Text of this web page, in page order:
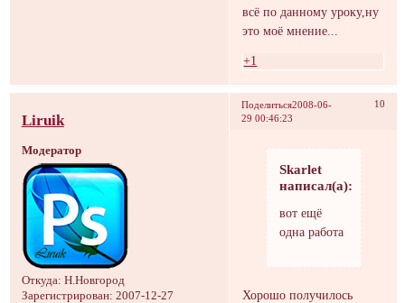
всё по данному уроку,ну
это моё мнение...
+1
Поделиться 10
2008-06-
29 00:46:23
Liruik
Модератор
Откуда: Н.Новгород
Зарегистрирован: 2007-12-27
Skarlet
написал(а):
вот ещё
одна работа
Хорошо получилось